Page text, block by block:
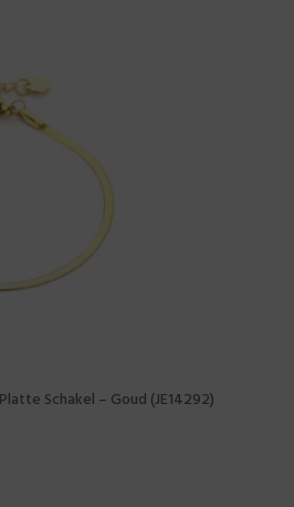
Schakel – Goud (JE14292)